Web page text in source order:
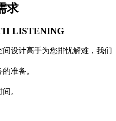
求
LISTENING
设计高手为您排忧解难，我们
准备。
。